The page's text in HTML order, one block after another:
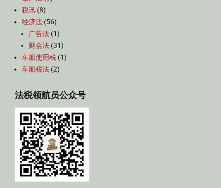
税讯 (8)
经济法 (56)
广告法 (1)
财会法 (31)
车船使用税 (1)
车船税法 (2)
法税领航员公众号